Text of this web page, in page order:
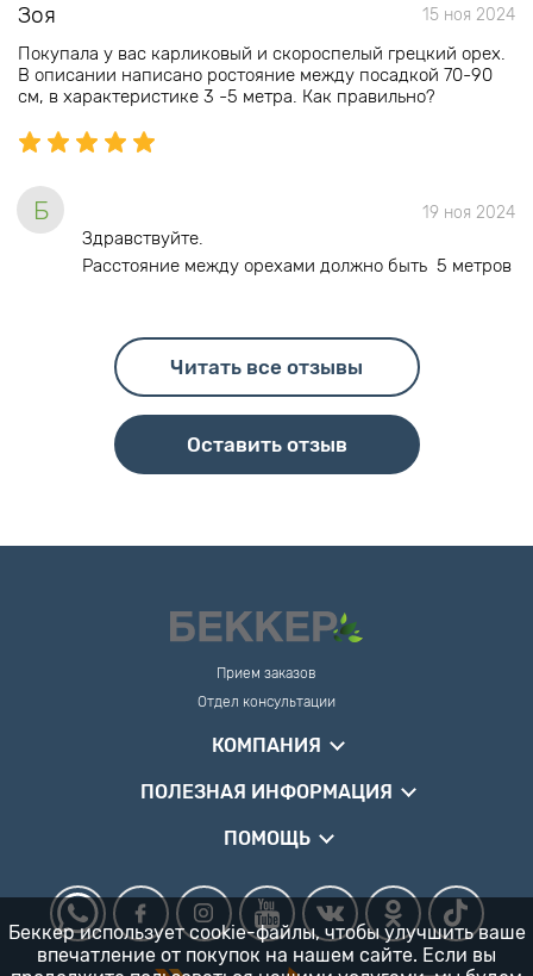
Зоя 15 ноя 2024
Покупала у вас карликовый и скороспелый грецкий орех.
В описании написано ростояние между посадкой 70-90
см, в характеристике 3 -5 метра. Как правильно?
Б 19 ноя 2024
Здравствуйте.
Расстояние между орехами должно быть 5 метров
Читать все отзывы
Оставить отзыв
Прием заказов
Отдел консультации
КОМПАНИЯ
ПОЛЕЗНАЯ ИНФОРМАЦИЯ
ПОМОЩЬ
Беккер использует cookie-файлы, чтобы улучшить ваше
впечатление от покупок на нашем сайте. Если вы